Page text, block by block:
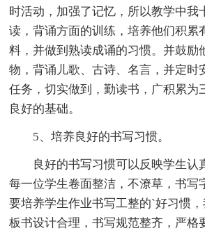
时活动，加强了记忆，所以教学中我
读，背诵方面的训练，培养他们积累
料，并做到熟读成诵的习惯。并鼓励
物，背诵儿歌、古诗、名言，并定时
任务，切实做到，勤读书，广积累为
良好的基础。
5、培养良好的书写习惯。
良好的书写习惯可以反映学生认
每一位学生卷面整洁，不潦草，书写
要培养学生作业书写工整的`好习惯
板书设计合理，书写规范整齐，严格